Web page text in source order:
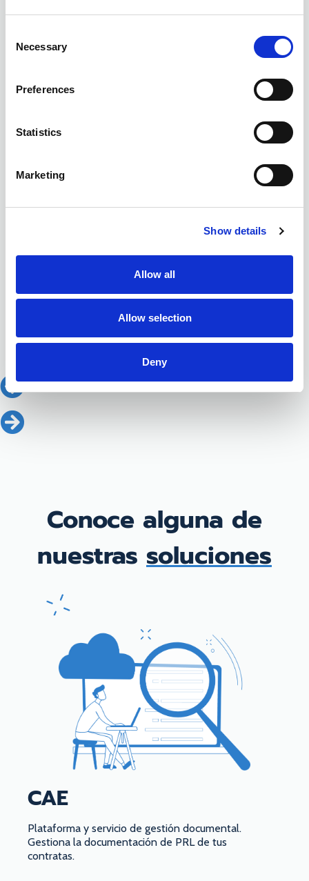
Selection
Necessary
Preferences
Statistics
Marketing
Show details
Allow all
Allow selection
Deny
Conoce alguna de
nuestras soluciones
CAE
Plataforma y servicio de gestión documental.
Gestiona la documentación de PRL de tus
contratas.